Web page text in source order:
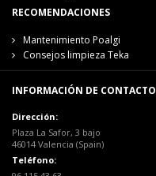
RECOMENDACIONES
Mantenimiento Poalgi
Consejos limpieza Teka
INFORMACIÓN DE CONTACTO
Dirección:
Plaza La Safor, 3 bajo
46014 Valencia (Spain)
Teléfono: